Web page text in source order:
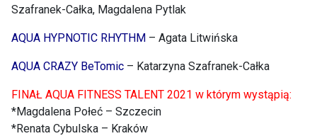
Szafranek-Całka, Magdalena Pytlak
AQUA HYPNOTIC RHYTHM – Agata Litwińska
AQUA CRAZY BeTomic – Katarzyna Szafranek-Całka
FINAŁ AQUA FITNESS TALENT 2021 w którym wystąpią:
*Magdalena Połeć – Szczecin
*Renata Cybulska – Kraków